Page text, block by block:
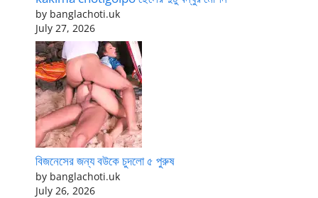
by banglachoti.uk
July 27, 2026
বিজনেসের জন্য বউকে চুদলো ৫ পুরুষ
by banglachoti.uk
July 26, 2026